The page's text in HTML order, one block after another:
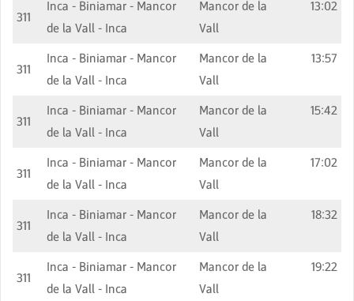
311
Inca - Biniamar - Mancor
de la Vall - Inca
Mancor de la
Vall
13:02
311
Inca - Biniamar - Mancor
de la Vall - Inca
Mancor de la
Vall
13:57
311
Inca - Biniamar - Mancor
de la Vall - Inca
Mancor de la
Vall
15:42
311
Inca - Biniamar - Mancor
de la Vall - Inca
Mancor de la
Vall
17:02
311
Inca - Biniamar - Mancor
de la Vall - Inca
Mancor de la
Vall
18:32
311
Inca - Biniamar - Mancor
de la Vall - Inca
Mancor de la
Vall
19:22